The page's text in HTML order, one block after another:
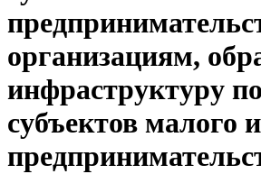
организациям,
инфраструктуру
субъектов малого